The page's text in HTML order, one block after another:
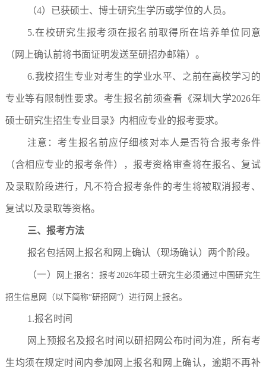
（4）已获硕士、博士研究生学历或学位的人员。
5.在校研究生报考须在报名前取得所在培养单位同意
（网上确认前将书面证明发送至研招办邮箱）。
6.我校招生专业对考生的学业水平、之前在高校学习的
专业等有限制性要求。考生报名前须查看《深圳大学2026年
硕士研究生招生专业目录》内相应专业的报考要求。
注意：考生报名前应仔细核对本人是否符合报考条件
（含相应专业的报考条件），报考资格审查将在报名、复试
及录取阶段进行，凡不符合报考条件的考生将被取消报考、
复试以及录取等资格。
三、报考方法
报名包括网上报名和网上确认（现场确认）两个阶段。
（一） 网上报名：报考2026年硕士研究生必须通过中国研究生
招生信息网（以下简称“研招网”）进行网上报名。
1.报名时间
网上预报名及报名时间以研招网公布时间为准，所有考
生均须在规定时间内参加网上报名和网上确认，逾期不再补